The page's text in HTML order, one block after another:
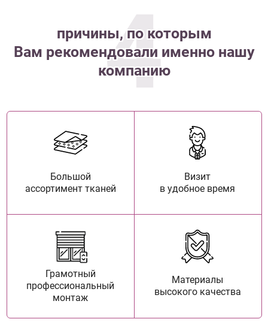
4
причины, по которым
Вам рекомендовали именно нашу
компанию
Большой
ассортимент тканей
Визит
в удобное время
Грамотный
профессиональный
монтаж
Материалы
высокого качества